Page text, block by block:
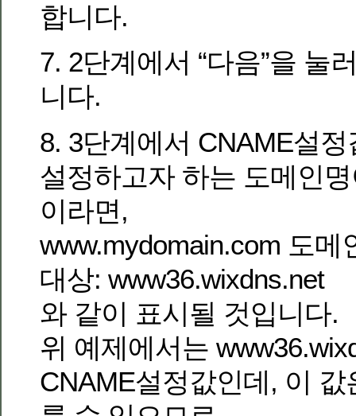
합니다.
7. 2단계에서 “다음”을 눌
니다.
8. 3단계에서 CNAME설
설정하고자 하는 도메인
이라면,
www.mydomain.com 도메
대상: www36.wixdns.net
와 같이 표시될 것입니다.
위 예제에서는
CNAME설정값인데, 이